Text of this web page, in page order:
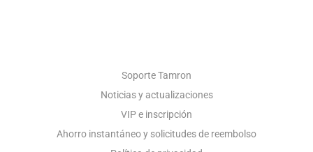
Soporte Tamron
Noticias y actualizaciones
VIP e inscripción
Ahorro instantáneo y solicitudes de reembolso